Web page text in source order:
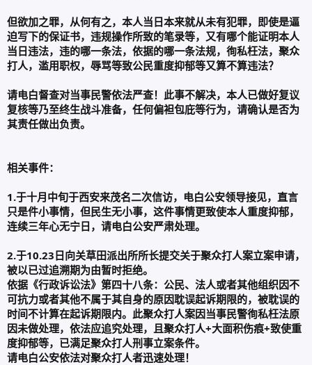
但欲加之罪，从何有之，本人当日本来就从未有犯罪，即使是逼
迫写下的保证书，违规操作所致的笔录等，又有哪个能证明本人
当日违法，违的哪一条法，依据的哪一条法规，徇私枉法，聚众
打人，滥用职权，辱骂等致公民重度抑郁等又算不算违法？
请电白督查对当事民警依法严查！此事不解决，本人已做好复议
复核等乃至终生战斗准备，任何偏袒包庇等行为，请确认是否为
其责任做出负责。
相关事件：
1.于十月中旬于西安来茂名二次信访，电白公安领导接见，直言
只是件小事情，但民生无小事，这件事情更致使本人重度抑郁，
连续三年心无宁日，请电白公安严肃处理。
2.于10.23日向关草田派出所所长提交关于聚众打人案立案申请，
被以已过追溯期为由暂时拒绝。
依据《行政诉讼法》第四十八条：公民、法人或者其他组织因不
可抗力或者其他不属于其自身的原因耽误起诉期限的，被耽误的
时间不计算在起诉期限内。此聚众打人案因当事民警徇私枉法原
因未做处理，依法应追究处理，且聚众打人+大面积伤痕+致使重
度抑郁等，已满足聚众打人刑事立案条件。
请电白公安依法对聚众打人者迅速处理！